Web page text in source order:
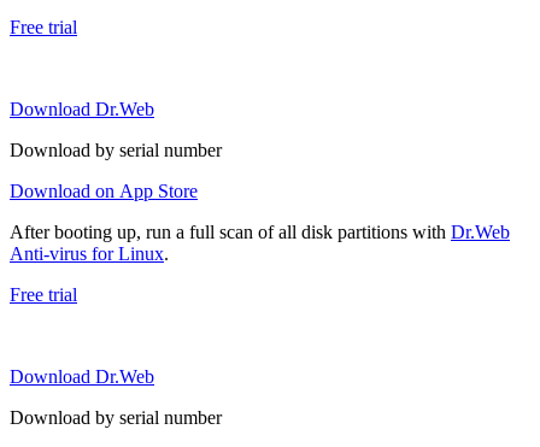
Free trial
Download Dr.Web
Download by serial number
Download on App Store
After booting up, run a full scan of all disk partitions with Dr.Web
Anti-virus for Linux.
Free trial
Download Dr.Web
Download by serial number